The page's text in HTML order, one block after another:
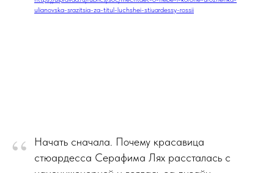
ulianovska-srazitsia-za-titul-luchshei-stiuardessy-rossii
“
Начать сначала. Почему красавица
стюардесса Серафима Лях рассталась с